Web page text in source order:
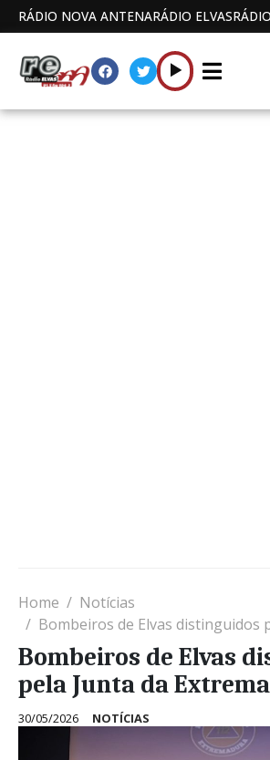
RÁDIO NOVA ANTENARÁDIO ELVAS
Home
Notícias
Bombeiros de Elvas distinguidos pela
Bombeiros de Elvas
pela Junta da
30/05/2026 NOTÍCIAS